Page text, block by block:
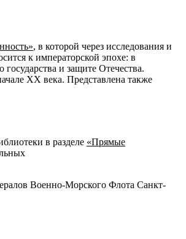
, в которой через исследования и
к императорской эпохе: в
и защите Отечества.
XX века. Представлена также
в разделе «Прямые
Военно-Морского Флота Санкт-